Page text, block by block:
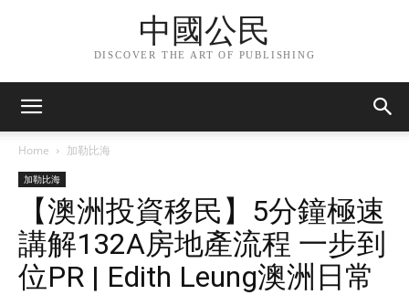
中國公民
DISCOVER THE ART OF PUBLISHING
Home 加勒比海
加勒比海
【澳洲投資移民】5分鐘極速
講解132A房地產流程 一步到
位PR | Edith Leung澳洲日常